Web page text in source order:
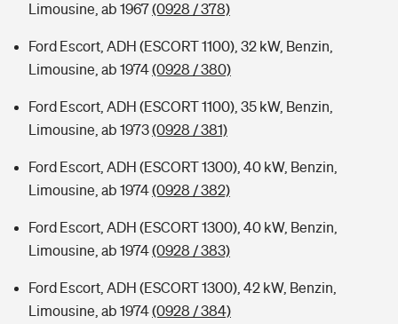
Limousine, ab 1967(0928 / 378)
Ford Escort, ADH (ESCORT 1100), 32 kW, Benzin,
Limousine, ab 1974(0928 / 380)
Ford Escort, ADH (ESCORT 1100), 35 kW, Benzin,
Limousine, ab 1973(0928 / 381)
Ford Escort, ADH (ESCORT 1300), 40 kW, Benzin,
Limousine, ab 1974(0928 / 382)
Ford Escort, ADH (ESCORT 1300), 40 kW, Benzin,
Limousine, ab 1974(0928 / 383)
Ford Escort, ADH (ESCORT 1300), 42 kW, Benzin,
Limousine, ab 1974(0928 / 384)